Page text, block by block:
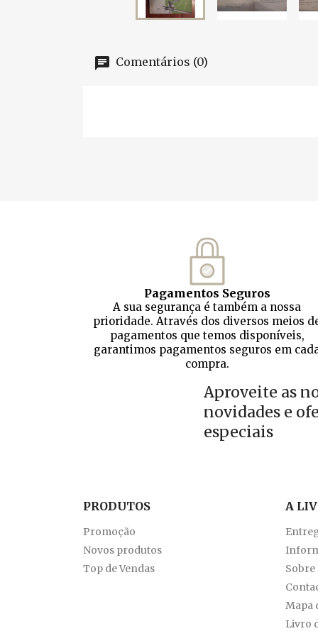
Comentários (0)
Pagamentos Seguros
A sua segurança é também a nossa
prioridade. Através dos diversos meios
pagamentos que temos disponíveis,
garantimos pagamentos seguros em
compra.
Aproveite as
novidades e
especiais
PRODUTOS
Promoção
Novos produtos
Top de Vendas
A
Sobre
Mapa
Livro